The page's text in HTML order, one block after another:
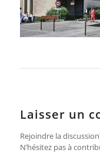
Laisser un
Rejoindre la
N’hésitez pas à